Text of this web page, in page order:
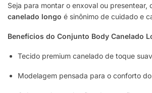
Seja para montar o enxoval ou presentear,
canelado longo é sinônimo de cuidado e
Benefícios do Conjunto Body Canelado
Tecido premium canelado de toque
Modelagem pensada para o conforto